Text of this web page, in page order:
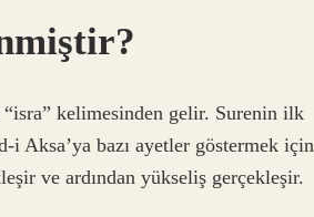
“isra” kelimesinden gelir. Surenin ilk
i Aksa’ya bazı ayetler göstermek için
ve ardından yükseliş gerçekleşir.